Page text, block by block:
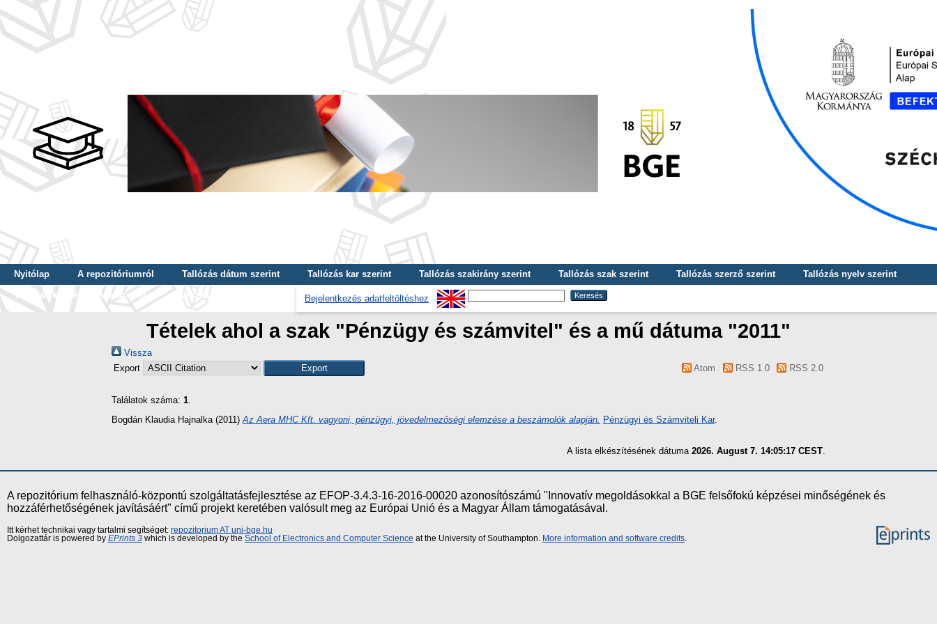
Nyitólap A repozitóriumról Tallózás dátum szerint Tallózás kar szerint Tallózás szakirány szerint Tallózás szak szerint Tallózás szerző szerint
Tallózás nyelv szerint
Tallózás képzés szintje szerint
Tallózás kulcsszó szerint Bejelentkezés adatfeltöltéshez
Tételek ahol a szak "Pénzügy és számvitel" és a mű dátuma "2011"
Vissza
Export
Atom RSS 1.0 RSS 2.0
Találatok száma: 1.
Bogdán Klaudia Hajnalka (2011) Az Aera MHC Kft. vagyoni, pénzügyi, jövedelmezőségi elemzése a beszámolók alapján. Pénzügyi és Számviteli Kar.
A lista elkészítésének dátuma 2026. August 7. 14:05:17 CEST
A repozitórium felhasználó-központú szolgáltatásfejlesztése az EFOP-3.4.3-16-2016-00020 azonosítószámú "Innovatív megoldásokkal a BGE felsőfokú képzései minőségének és
hozzáférhetőségének javításáért" című projekt keretében valósult meg az Európai Unió és a Magyar Állam támogatásával.
Itt kérhet technikai vagy tartalmi segítséget: repozitorium AT uni-bge.hu
Dolgozattár is powered by EPrints 3 which is developed by the School of Electronics and Computer Science at the University of Southampton. More information and software credits